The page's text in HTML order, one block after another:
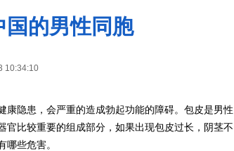
的男性同胞
10:34:10
隐患，会严重的造成勃起功能的障碍。包皮是男性
比较重要的组成部分，如果出现包皮过长，阴茎不
些危害。